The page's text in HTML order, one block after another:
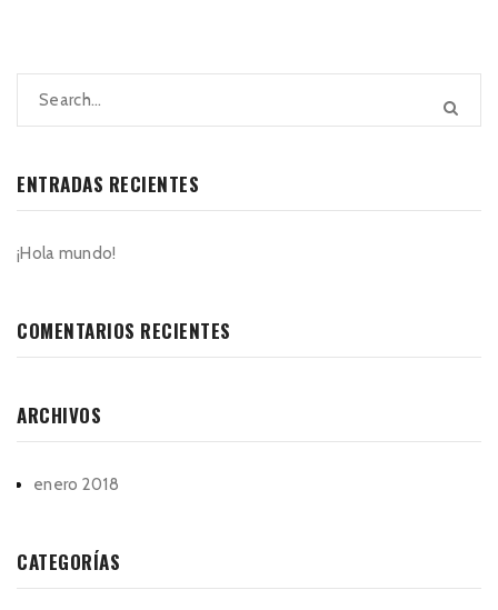
ENTRADAS RECIENTES
¡Hola mundo!
COMENTARIOS RECIENTES
ARCHIVOS
enero 2018
CATEGORÍAS